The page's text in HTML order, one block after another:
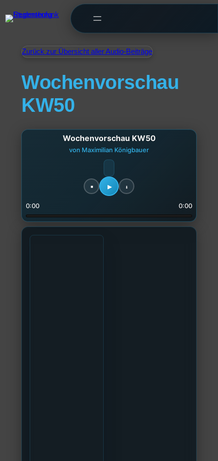
Zurück zur Übersicht aller Audio-Beiträge
Wochenvorschau
KW50
Wochenvorschau KW50
von Maximilian Königbauer
0:00 0:00